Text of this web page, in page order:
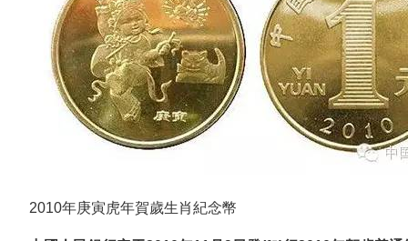
2010年庚寅虎年賀歲生肖紀念幣